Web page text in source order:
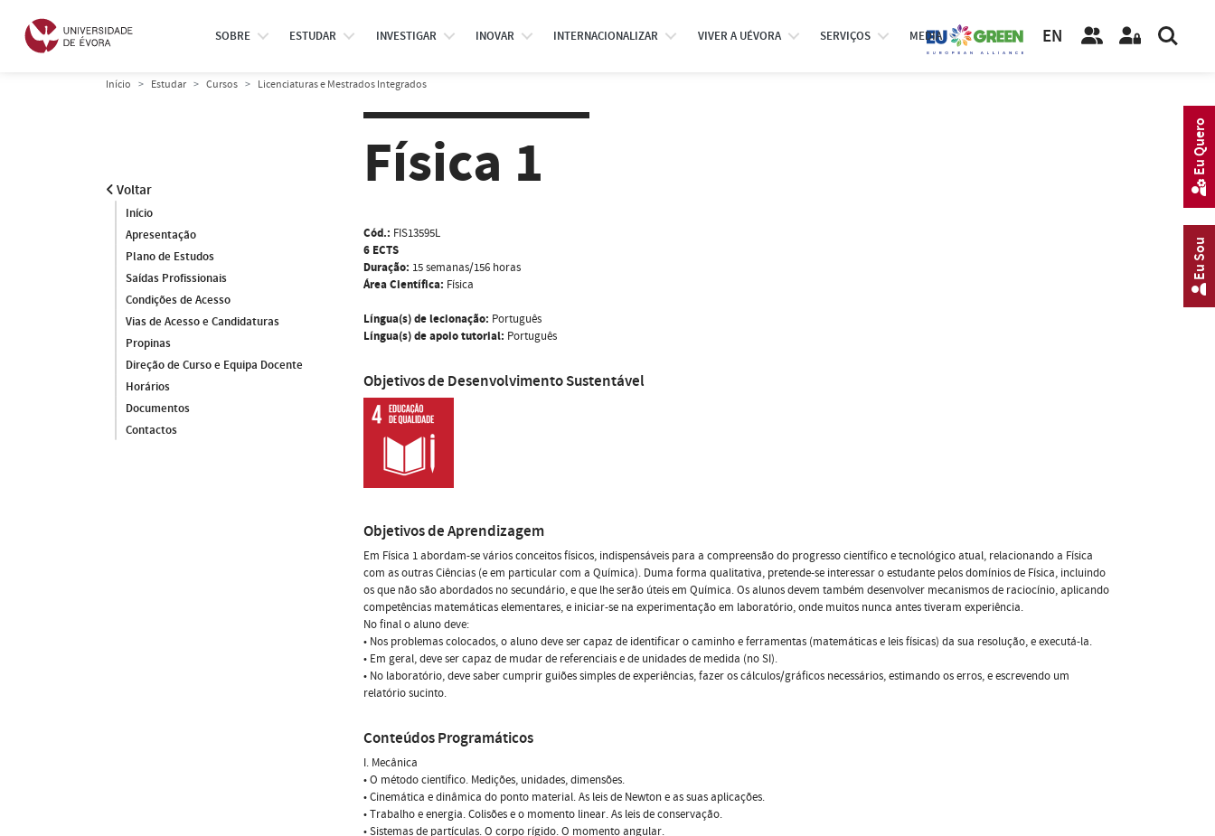
SOBRE ESTUDAR INVESTIGAR INOVAR INTERNACIONALIZAR VIVER A UÉVORA SERVIÇOS MEDIA EN
Início Estudar Cursos Licenciaturas e Mestrados Integrados
Voltar
Início
Apresentação
Plano de Estudos
Saídas Profissionais
Condições de Acesso
Vias de Acesso e Candidaturas
Propinas
Direção de Curso e Equipa Docente
Horários
Documentos
Contactos
Física 1
Cód.: FIS13595L
6 ECTS
Duração: 15 semanas/156 horas
Área Científica: Física
Língua(s) de lecionação: Português
Língua(s) de apoio tutorial: Português
Objetivos de Desenvolvimento Sustentável
Objetivos de Aprendizagem
Em Física 1 abordam-se vários conceitos físicos, indispensáveis para a compreensão do progresso científico e tecnológico atual, relacionando a Física
com as outras Ciências (e em particular com a Química). Duma forma qualitativa, pretende-se interessar o estudante pelos domínios de Física, incluindo
os que não são abordados no secundário, e que lhe serão úteis em Química. Os alunos devem também desenvolver mecanismos de raciocínio, aplicando
competências matemáticas elementares, e iniciar-se na experimentação em laboratório, onde muitos nunca antes tiveram experiência.
No final o aluno deve:
• Nos problemas colocados, o aluno deve ser capaz de identificar o caminho e ferramentas (matemáticas e leis físicas) da sua resolução, e executá-la.
• Em geral, deve ser capaz de mudar de referenciais e de unidades de medida (no SI).
• No laboratório, deve saber cumprir guiões simples de experiências, fazer os cálculos/gráficos necessários, estimando os erros, e escrevendo um
relatório sucinto.
Conteúdos Programáticos
I. Mecânica
• O método científico. Medições, unidades, dimensões.
• Cinemática e dinâmica do ponto material. As leis de Newton e as suas aplicações.
• Trabalho e energia. Colisões e o momento linear. As leis de conservação.
• Sistemas de partículas. O corpo rígido. O momento angular.
Eu Sou
Eu Quero